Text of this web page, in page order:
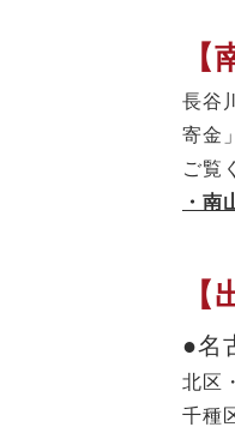
長谷
寄金
ご覧
・南
●名
北区
千種